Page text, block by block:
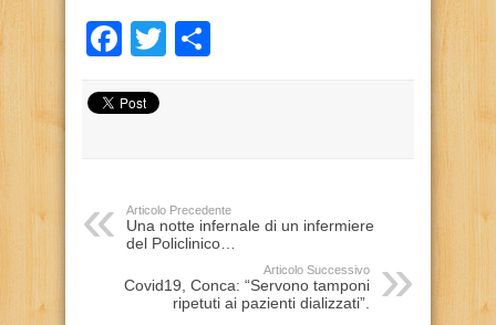
Facebook
Twitter
Articolo Precedente
Una notte infernale di un infermiere
del Policlinico…
Articolo Successivo
Covid19, Conca: “Servono tamponi
ripetuti ai pazienti dializzati”.